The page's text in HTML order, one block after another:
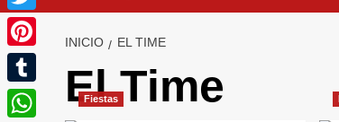
INICIO EL TIME
El Time
Fiestas
Twitter
Pinterest
Tumblr